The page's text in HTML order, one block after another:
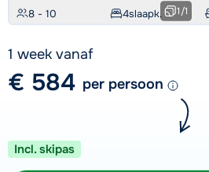
8 - 10 4slaapk. 1/1
1 week vanaf
€ 584 per persoon
Incl. skipas